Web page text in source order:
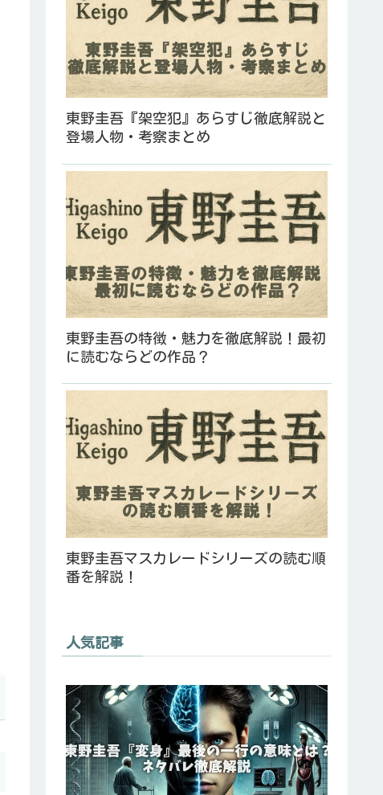
東野圭吾『架空犯』あらすじ徹底解説と
登場人物・考察まとめ
東野圭吾の特徴・魅力を徹底解説！最初
に読むならどの作品？
東野圭吾マスカレードシリーズの読む順
番を解説！
人気記事